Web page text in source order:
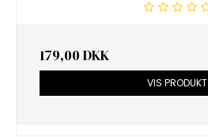
179,00 DKK
VIS PRODUKT